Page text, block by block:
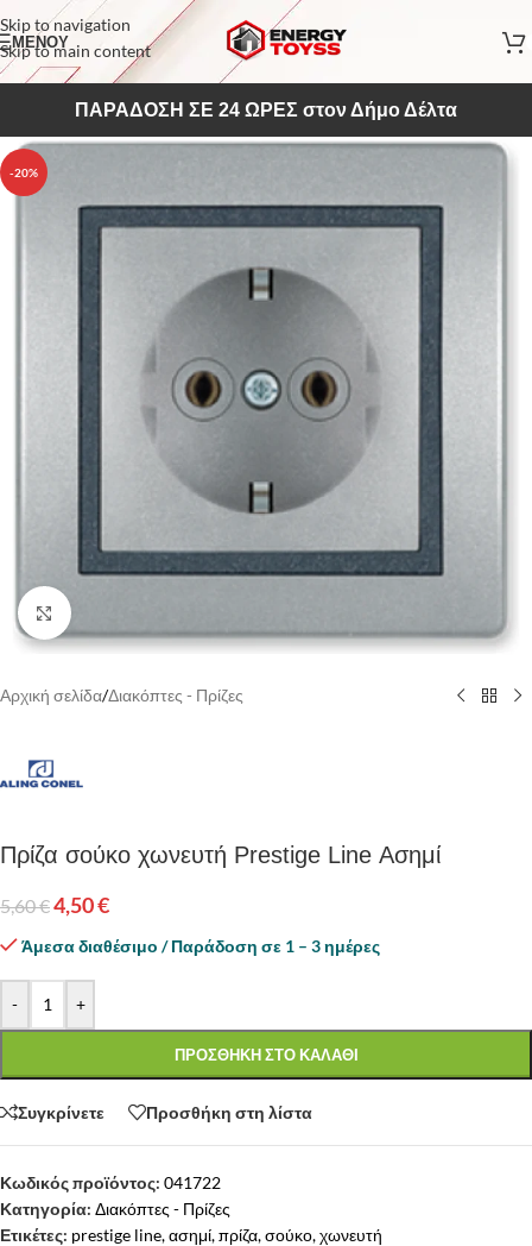
Skip to navigation
Skip to main content
ΜΕΝΟΥ
ΠΑΡΑΔΟΣΗ ΣΕ 24 ΩΡΕΣ στον Δήμο Δέλτα
-20%
Κάντε κλικ για να μεγεθύνετε
Αρχική σελίδα/Διακόπτες - Πρίζες
Πρίζα σούκο χωνευτή Prestige Line Ασημί
5,60€4,50€
Άμεσα διαθέσιμο / Παράδοση σε 1 – 3 ημέρες
- +
ΠΡΟΣΘΗΚΗ ΣΤΟ ΚΑΛΑΘΙ
Συγκρίνετε Προσθήκη στη λίστα
Κωδικός προϊόντος: 041722
Κατηγορία: Διακόπτες - Πρίζες
Ετικέτες: prestige line,ασημί,πρίζα,σούκο,χωνευτή